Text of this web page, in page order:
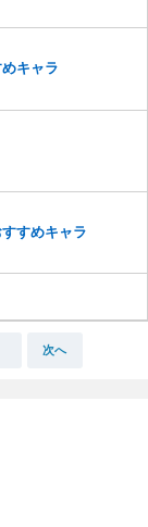
キャラ
すめキャラ
次へ